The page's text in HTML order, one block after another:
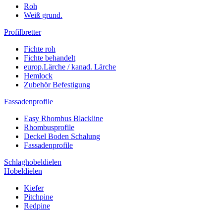
Roh
Weiß grund.
Profilbretter
Fichte roh
Fichte behandelt
europ.Lärche / kanad. Lärche
Hemlock
Zubehör Befestigung
Fassadenprofile
Easy Rhombus Blackline
Rhombusprofile
Deckel Boden Schalung
Fassadenprofile
Schlaghobeldielen
Hobeldielen
Kiefer
Pitchpine
Redpine